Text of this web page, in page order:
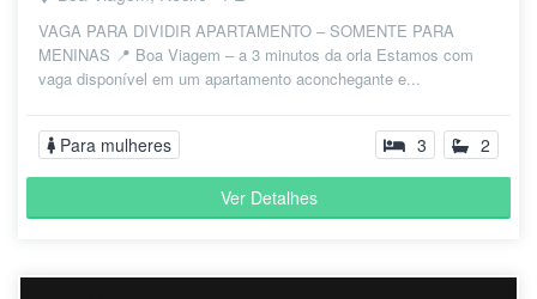
VAGA PARA DIVIDIR APARTAMENTO – SOMENTE PARA
MENINAS 📍 Boa Viagem – a 3 minutos da orla Estamos com
vaga disponível em um apartamento aconchegante e...
Para mulheres 3 2
Ver Detalhes